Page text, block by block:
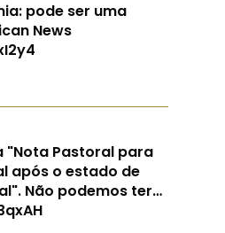
pode ser uma
News
"Nota Pastoral para
após o estado de
Não podemos ter…